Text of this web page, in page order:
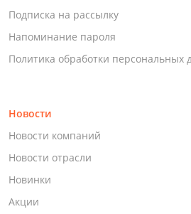
Подписка на рассылку
Напоминание пароля
Политика обработки персональных
Новости
Новости компаний
Новости отрасли
Новинки
Акции